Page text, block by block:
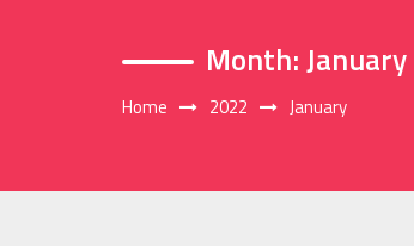
Month:
Home 2022 January